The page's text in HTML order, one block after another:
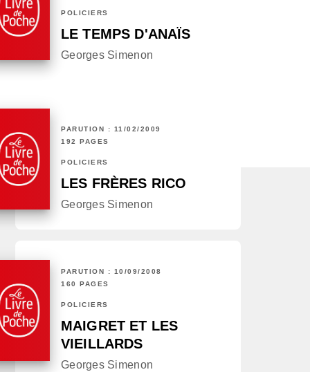
POLICIERS
LE TEMPS D'ANAÏS
Georges Simenon
PARUTION : 11/02/2009
192 PAGES
POLICIERS
LES FRÈRES RICO
Georges Simenon
PARUTION : 10/09/2008
160 PAGES
POLICIERS
MAIGRET ET LES
VIEILLARDS
Georges Simenon